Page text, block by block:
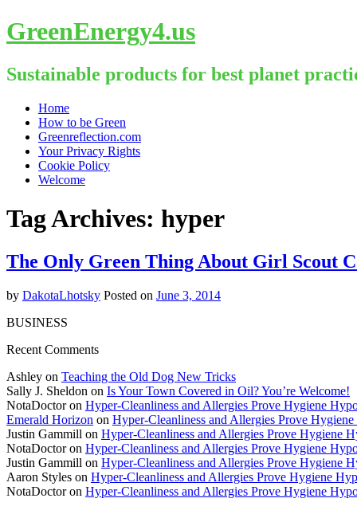
GreenEnergy4.us
Sustainable products for best planet
Skip
content
Home
How to be Green
Greenreflection.com
Your Privacy Rights
Cookie Policy
Welcome
Tag Archives: hyper
The Only Green Thing About Girl Scout
by DakotaLhotsky Posted on June 3, 2014
BUSINESS
Recent Comments
Ashley on Teaching the Old Dog New Tricks
Sally J. Sheldon on Is Your Town Covered in Oil? You’re Welcome!
NotaDoctor on Hyper-Cleanliness and Allergies Prove Hygiene
Emerald Horizon on Hyper-Cleanliness and Allergies Prove
Justin Gammill on Hyper-Cleanliness and Allergies Prove Hygiene
NotaDoctor on Hyper-Cleanliness and Allergies Prove Hygiene
Justin Gammill on Hyper-Cleanliness and Allergies Prove Hygiene
Aaron Styles on Hyper-Cleanliness and Allergies Prove Hygiene
NotaDoctor on Hyper-Cleanliness and Allergies Prove Hygiene